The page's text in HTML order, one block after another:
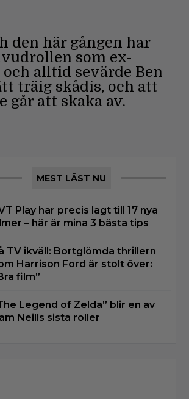
den här gången har
som ex-
alltid sevärde Ben
träig skådis, och att
går att skaka av.
MEST LÄST NU
Play har precis lagt till 17 nya
– här är mina 3 bästa tips
TV ikväll: Bortglömda thrillern
Harrison Ford är stolt över:
film”
Legend of Zelda” blir en av
Neills sista roller